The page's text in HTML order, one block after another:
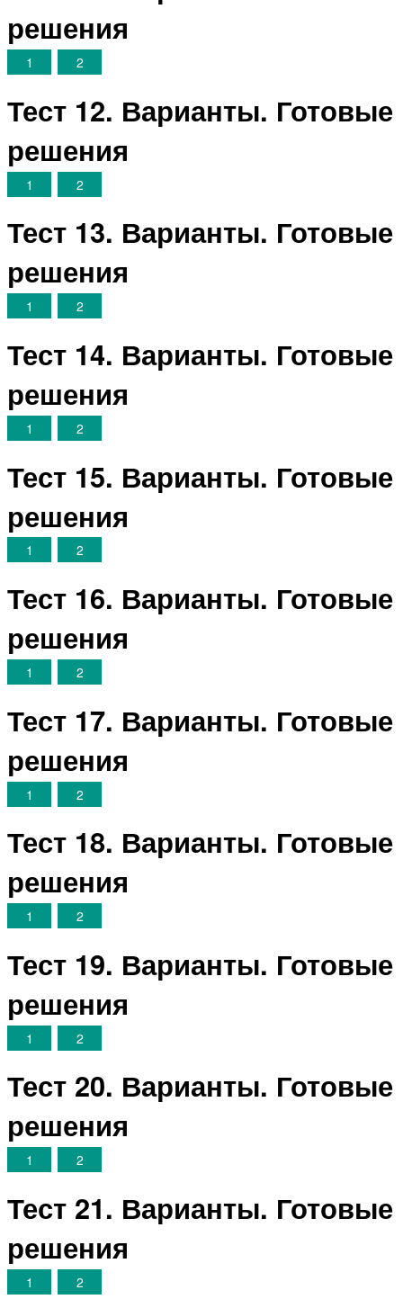
решения
1 2
Тест 12. Варианты. Готовые
решения
1 2
Тест 13. Варианты. Готовые
решения
1 2
Тест 14. Варианты. Готовые
решения
1 2
Тест 15. Варианты. Готовые
решения
1 2
Тест 16. Варианты. Готовые
решения
1 2
Тест 17. Варианты. Готовые
решения
1 2
Тест 18. Варианты. Готовые
решения
1 2
Тест 19. Варианты. Готовые
решения
1 2
Тест 20. Варианты. Готовые
решения
1 2
Тест 21. Варианты. Готовые
решения
1 2